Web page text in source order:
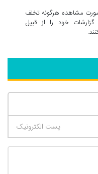
مشاهده هرگونه تخلف
صنفی می‌توانند از طریق سامانه ۱۲۴ گزارشات خود را از قبیل